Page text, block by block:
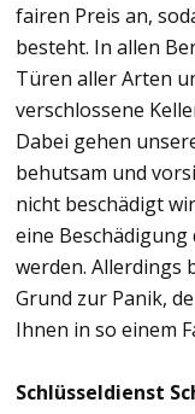
fairen Preis an,
besteht. In allen
Türen aller Arten
verschlossene
Dabei gehen
behutsam und
nicht beschädigt
eine
werden. Allerdings
Grund zur Panik,
Ihnen in so einem
Schlüsseldienst